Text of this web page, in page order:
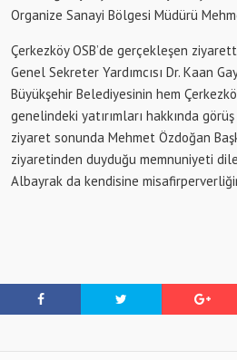
Organize Sanayi Bölgesi Müdürü
Çerkezköy OSB’de gerçekleşen
Genel Sekreter Yardımcısı Dr. Kaan
Büyükşehir Belediyesinin hem
genelindeki yatırımları hakkında
ziyaret sonunda Mehmet Özdoğan
ziyaretinden duyduğu memnuniyeti
Albayrak da kendisine